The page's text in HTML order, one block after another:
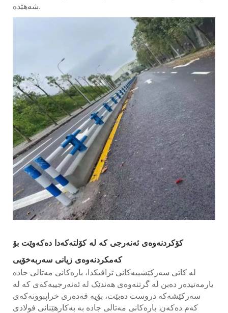
شەهێدە.
کۆکردنەوەی ئەنەرجی کە لە کۆلتەکەدا دەکەوێت بۆ
کەمکردنەوەی زیانی سەربەخۆیی
لە کاتی سەرکێشییەکانی ترافیکدا، بارەکانی مەتالی جادە
یارمەتیدەر دەبن لە گرتنەوەی هەندێک لە ئەنەرجییەکەی کە لە
سەرکێشەکە دروست دەبێت، بۆیە قەدەری خراپبوونەکەی
کەم دەکەن. بارەکانی مەتالی جادە بە بەکارهێنانی فولادی